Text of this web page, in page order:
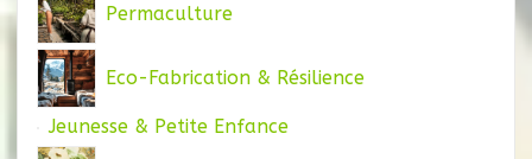
Permaculture
Eco-Fabrication & Résilience
Jeunesse & Petite Enfance